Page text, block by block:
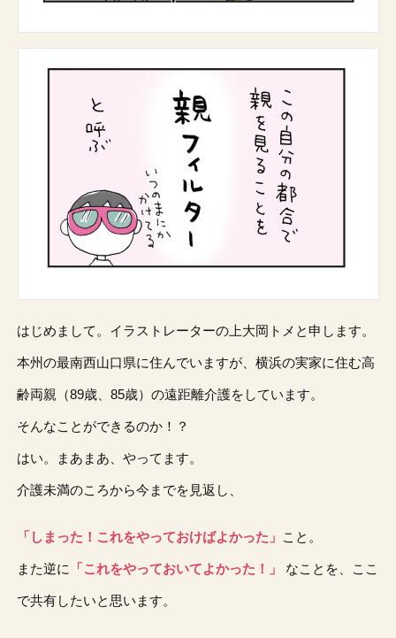
はじめまして。イラストレーターの上大岡トメと申します。
本州の最南西山口県に住んでいますが、横浜の実家に住む高
齢両親（89歳、85歳）の遠距離介護をしています。
そんなことができるのか！？
はい。まあまあ、やってます。
介護未満のころから今までを見返し、
「しまった！これをやっておけばよかった」 こと。
また逆に 「これをやっておいてよかった！」 なことを、ここ
で共有したいと思います。